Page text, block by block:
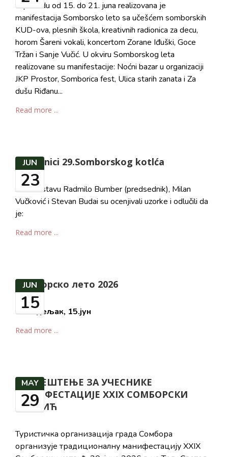
U periodu od 15. do 21. juna realizovana je
manifestacija Somborsko leto sa učešćem somborskih
KUD-ova, plesnih škola, kreativnih radionica za decu,
horom Šareni vokali, koncertom Zorane Iđuški, Goce
Tržan i Sanje Vučić. U okviru Somborskog leta
realizovane su manifestacije: Noćni bazar u organizaciji
JKP Prostor, Somborica fest, Ulica starih zanata i Za
dušu Riđanu...
Read more ...
JUN
23
Pobednici 29.Somborskog kotlća
Žiri u sastavu Radmilo Bumber (predsednik), Milan
Vučković i Stevan Budai su ocenjivali uzorke i odlučili da
je:
Read more ...
JUN
15
Сомборско лето 2026
Понедељак, 15.јун
Read more ...
MAY
29
ОБАВЕШТЕЊЕ ЗА УЧЕСНИКЕ
МАНИФЕСТАЦИЈЕ XXIX СОМБОРСКИ
КОТЛИЋ
Туристичка oрганизација града Сомбора
организује традиционалну манифестацију XXIX